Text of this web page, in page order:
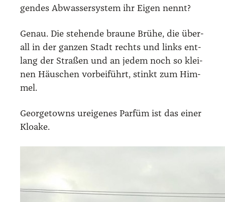
gen­des Abwas­ser­sys­tem ihr Eigen nennt?
Genau. Die ste­hen­de brau­ne Brü­he, die über­
all in der gan­zen Stadt rechts und links ent­
lang der Stra­ßen und an jedem noch so klei­
nen Häus­chen vor­bei­führt, stinkt zum Him­
mel.
George­towns urei­ge­nes Par­füm ist das einer
Kloa­ke.